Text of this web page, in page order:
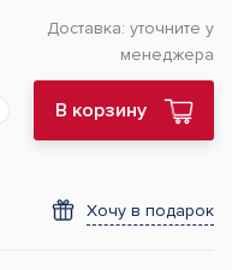
Доставка: уточните у
менеджера
В корзину
Хочу в подарок